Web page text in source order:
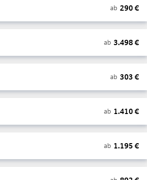
ab 290€
ab 3.498€
ab 303 €
ab 1.410€
ab 1.195 €